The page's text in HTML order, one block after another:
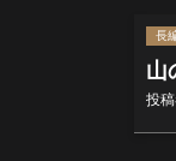
長
山
投